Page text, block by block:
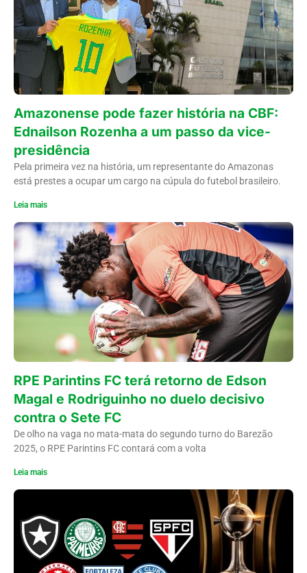
Amazonense pode fazer história na CBF:
Ednailson Rozenha a um passo da vice-
presidência
Pela primeira vez na história, um representante do Amazonas
está prestes a ocupar um cargo na cúpula do futebol brasileiro.
Leia mais
RPE Parintins FC terá retorno de Edson
Magal e Rodriguinho no duelo decisivo
contra o Sete FC
De olho na vaga no mata-mata do segundo turno do Barezão
2025, o RPE Parintins FC contará com a volta
Leia mais